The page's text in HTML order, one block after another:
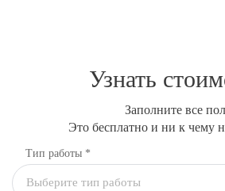
Узнать
Заполните все
Это бесплатно и ни к чему
Тип работы *
Выберите тип работы